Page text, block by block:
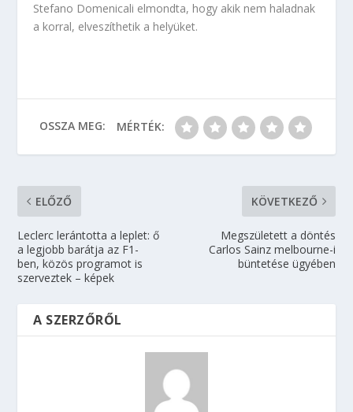
Stefano Domenicali elmondta, hogy akik nem haladnak
a korral, elveszíthetik a helyüket.
OSSZA MEG: MÉRTÉK:
ELŐZŐ
Leclerc lerántotta a leplet: ő
a legjobb barátja az F1-
ben, közös programot is
szerveztek – képek
KÖVETKEZŐ
Megszületett a döntés
Carlos Sainz melbourne-i
büntetése ügyében
A SZERZŐRŐL